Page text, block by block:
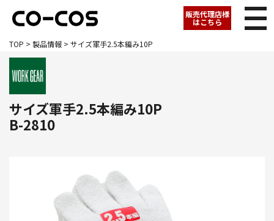
販売代理店様
はこちら
TOP > 製品情報 > サイズ軍手2.5本編み10P
サイズ軍手2.5本編み10P
B-2810